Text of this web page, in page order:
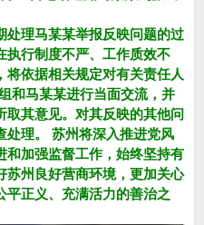
处理马某某举报反映问题的过
执行制度不严、工作质效不
依据相关规定对有关责任人
和马某某进行当面交流，并
取其意见。对其反映的其他问
处理。 苏州将深入推进党风
和加强监督工作，始终坚持有
苏州良好营商环境，更加关心
平正义、充满活力的善治之